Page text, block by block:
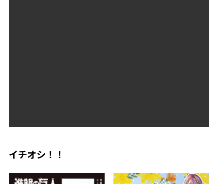
イチオシ！！